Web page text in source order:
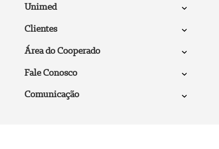
Unimed
Clientes
Área do Cooperado
Fale Conosco
Comunicação